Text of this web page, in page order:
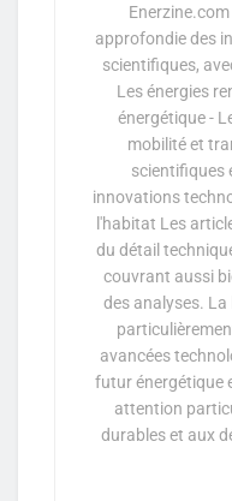
approfondie des
scientifiques,
Les énergies
énergétique -
mobilité et
scientifiques
innovations
l'habitat Les
du détail
couvrant aussi
des analyses.
avancées
futur énergétique
attention
durables et aux